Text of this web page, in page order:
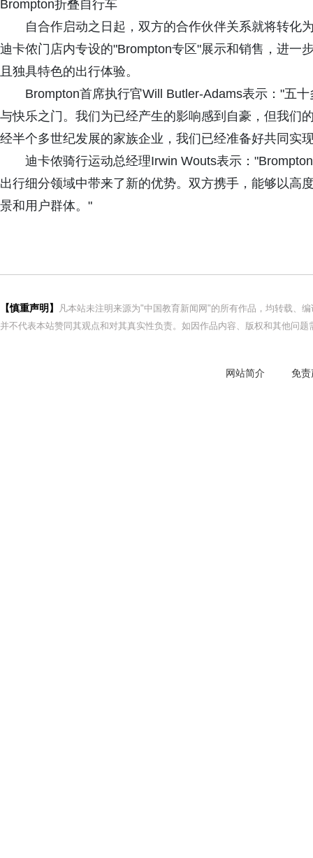
Brompton折叠自行车
自合作启动之日起，双方的合作伙伴关系就将转化
迪卡侬门店内专设的"Brompton专区"展示和销售，进一
且独具特色的出行体验。
Brompton首席执行官Will Butler-Adams表示："五
与快乐之门。我们为已经产生的影响感到自豪，但我们
经半个多世纪发展的家族企业，我们已经准备好共同实
迪卡侬骑行运动总经理Irwin Wouts表示：
出行细分领域中带来了新的优势。双方携手，能够以高
景和用户群体。"
【慎重声明】
凡本站未注明来源为"中国教育新闻网"的所有作品，均转载、
并不代表本站赞同其观点和对其真实性负责。如因作品内容、版权和其他问
网站简介 免责